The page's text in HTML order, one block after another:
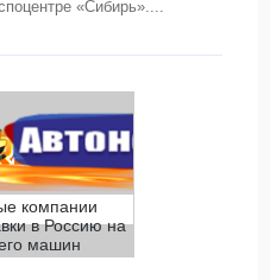
«Сибирь»....